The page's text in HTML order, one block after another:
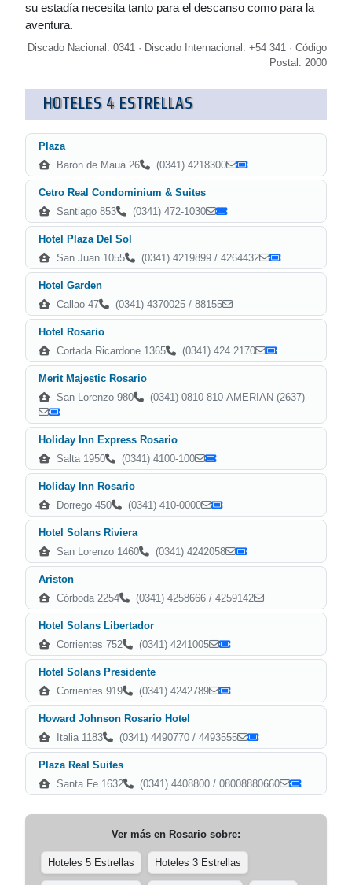
su estadía necesita tanto para el descanso como para la
aventura.
Discado Nacional: 0341 · Discado Internacional: +54 341 · Código
Postal: 2000
HOTELES 4 ESTRELLAS
Plaza
Barón de Mauá 26
(0341) 4218300
Cetro Real Condominium & Suites
Santiago 853
(0341) 472-1030
Hotel Plaza Del Sol
San Juan 1055
(0341) 4219899 / 4264432
Hotel Garden
Callao 47
(0341) 4370025 / 88155
Hotel Rosario
Cortada Ricardone 1365
(0341) 424.2170
Merit Majestic Rosario
San Lorenzo 980
(0341) 0810-810-AMERIAN (2637)
Holiday Inn Express Rosario
Salta 1950
(0341) 4100-100
Holiday Inn Rosario
Dorrego 450
(0341) 410-0000
Hotel Solans Riviera
San Lorenzo 1460
(0341) 4242058
Ariston
Córboda 2254
(0341) 4258666 / 4259142
Hotel Solans Libertador
Corrientes 752
(0341) 4241005
Hotel Solans Presidente
Corrientes 919
(0341) 4242789
Howard Johnson Rosario Hotel
Italia 1183
(0341) 4490770 / 4493555
Plaza Real Suites
Santa Fe 1632
(0341) 4408800 / 08008880660
Ver más en Rosario sobre:
Hoteles 5 Estrellas Hoteles 3 Estrellas